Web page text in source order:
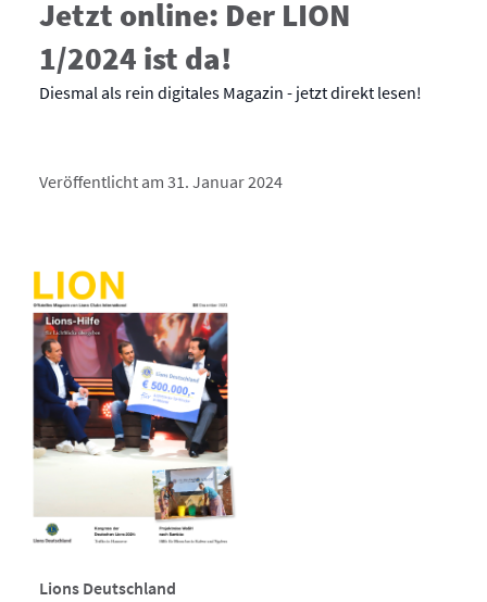
Jetzt online: Der LION
1/2024 ist da!
Diesmal als rein digitales Magazin - jetzt direkt lesen!
Veröffentlicht am 31. Januar 2024
Lions Deutschland